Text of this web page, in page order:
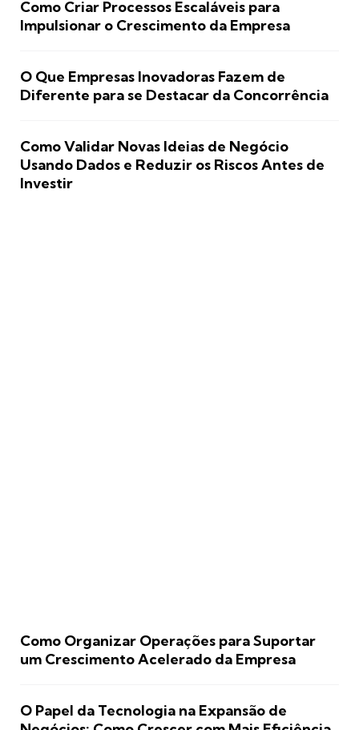
Como Criar Processos Escaláveis para
Impulsionar o Crescimento da Empresa
O Que Empresas Inovadoras Fazem de
Diferente para se Destacar da Concorrência
Como Validar Novas Ideias de Negócio
Usando Dados e Reduzir os Riscos Antes de
Investir
Como Organizar Operações para Suportar
um Crescimento Acelerado da Empresa
O Papel da Tecnologia na Expansão de